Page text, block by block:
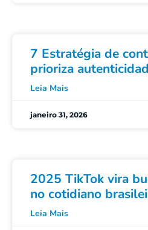
7 Estratégia de
prioriza
Leia Mais
janeiro 31, 2026
2025 TikTok vira
no cotidiano
Leia Mais